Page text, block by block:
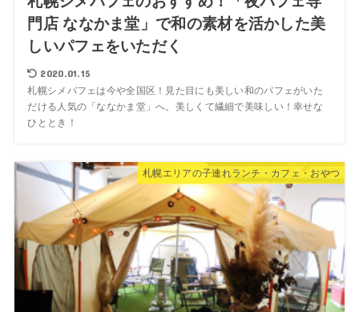
門店 ななかま堂」で和の素材を活かした美
しいパフェをいただく
2020.01.15
札幌シメパフェは今や全国区！見た目にも美しい和のパフェがいた
だける人気の「ななかま堂」へ。美しくて繊細で美味しい！幸せな
ひととき！
札幌エリアの子連れランチ・カフェ・おやつ